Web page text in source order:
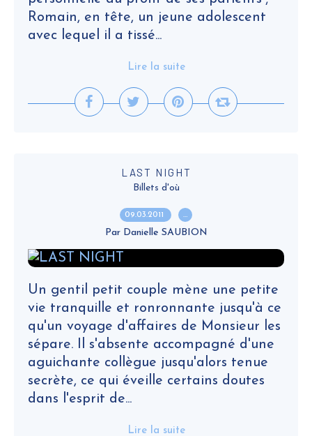
Romain, en tête, un jeune adolescent
avec lequel il a tissé...
Lire la suite
LAST NIGHT
Billets d'où
09.03.2011 …
Par Danielle SAUBION
Un gentil petit couple mène une petite
vie tranquille et ronronnante jusqu'à ce
qu'un voyage d'affaires de Monsieur les
sépare. Il s'absente accompagné d'une
aguichante collègue jusqu'alors tenue
secrète, ce qui éveille certains doutes
dans l'esprit de...
Lire la suite